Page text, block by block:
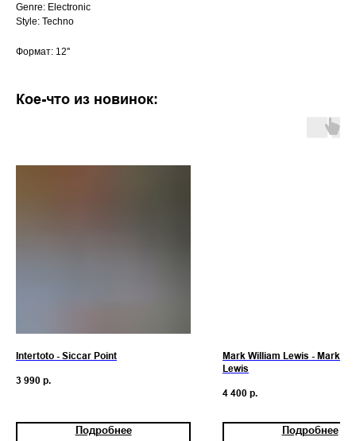
Genre: Electronic
Style: Techno
Формат: 12''
Кое-что из новинок:
Intertoto - Siccar Point
3 990 р.
Подробнее
Mark William Lewis - Mark
Lewis
4 400 р.
Подробнее